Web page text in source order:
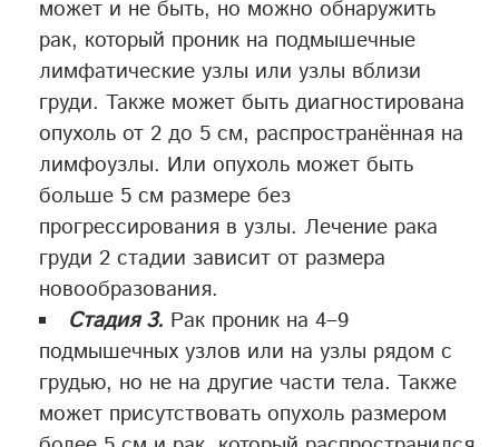
может и не быть, но можно обнаружить
рак, который проник на подмышечные
лимфатические узлы или узлы вблизи
груди. Также может быть диагностирована
опухоль от 2 до 5 см, распространённая на
лимфоузлы. Или опухоль может быть
больше 5 см размере без
прогрессирования в узлы. Лечение рака
груди 2 стадии зависит от размера
новообразования.
Стадия 3. Рак проник на 4–9
подмышечных узлов или на узлы рядом с
грудью, но не на другие части тела. Также
может присутствовать опухоль размером